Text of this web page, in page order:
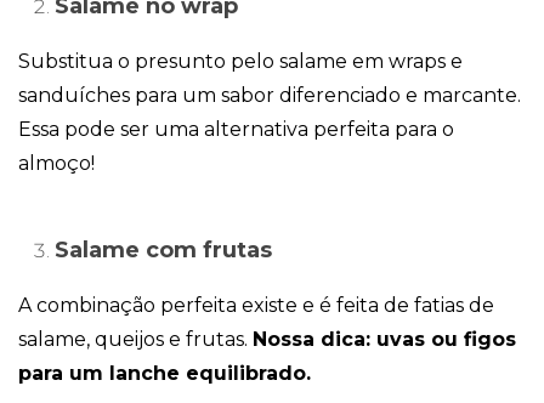
Salame no wrap
Substitua o presunto pelo salame em wraps e
sanduíches para um sabor diferenciado e marcante.
Essa pode ser uma alternativa perfeita para o
almoço!
Salame com frutas
A combinação perfeita existe e é feita de fatias de
salame, queijos e frutas. Nossa dica: uvas ou figos
para um lanche equilibrado.